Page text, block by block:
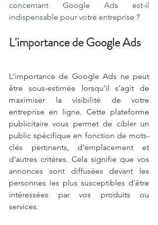
concernant Google Ads est-il
indispensable pour votre entreprise ?
L'importance de Google Ads
L'importance de Google Ads ne peut
être sous-estimée lorsqu'il s'agit de
maximiser la visibilité de votre
entreprise en ligne. Cette plateforme
publicitaire vous permet de cibler un
public spécifique en fonction de mots-
clés pertinents, d'emplacement et
d'autres critères. Cela signifie que vos
annonces sont diffusées devant les
personnes les plus susceptibles d'être
intéressées par vos produits ou
services.